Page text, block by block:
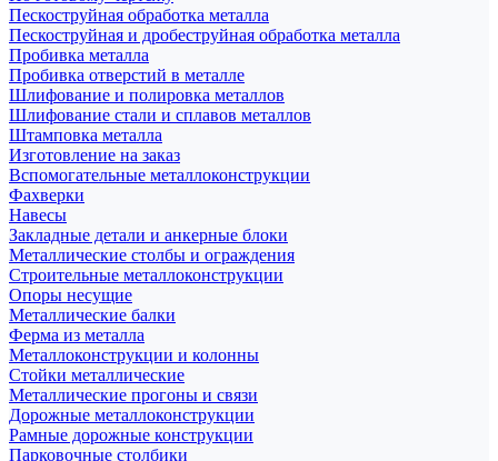
Пескоструйная обработка металла
Пескоструйная и дробеструйная обработка металла
Пробивка металла
Пробивка отверстий в металле
Шлифование и полировка металлов
Шлифование стали и сплавов металлов
Штамповка металла
Изготовление на заказ
Вспомогательные металлоконструкции
Фахверки
Навесы
Закладные детали и анкерные блоки
Металлические столбы и ограждения
Строительные металлоконструкции
Опоры несущие
Металлические балки
Ферма из металла
Металлоконструкции и колонны
Стойки металлические
Металлические прогоны и связи
Дорожные металлоконструкции
Рамные дорожные конструкции
Парковочные столбики